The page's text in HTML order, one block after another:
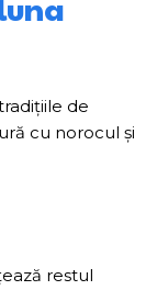
de
cu norocul și
restul